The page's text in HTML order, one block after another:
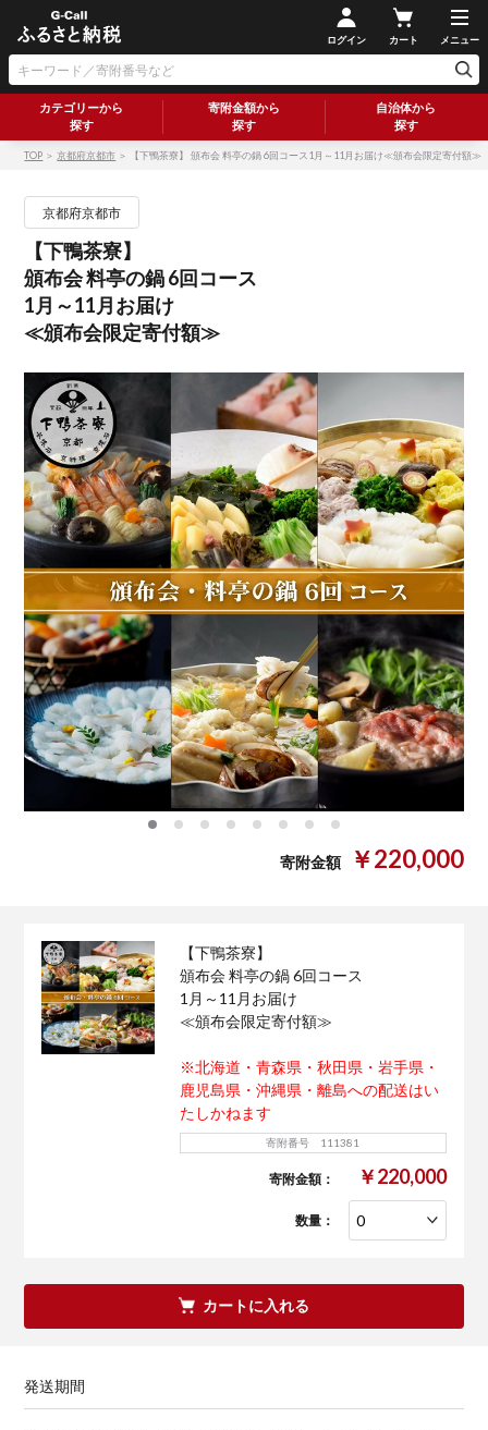
ログイン カート メニュー
カテゴリーから
探す
寄附金額から
探す
自治体から
探す
TOP ＞京都府京都市 ＞ 【下鴨茶寮】 頒布会 料亭の鍋 6回コース1月～11月お届け≪頒布会限定寄付額≫
京都府京都市
【下鴨茶寮】
頒布会 料亭の鍋 6回コース
1月～11月お届け
≪頒布会限定寄付額≫
寄附金額 ￥220,000
【下鴨茶寮】
頒布会 料亭の鍋 6回コース
1月～11月お届け
≪頒布会限定寄付額≫
※北海道・青森県・秋田県・岩手県・
鹿児島県・沖縄県・離島への配送はい
たしかねます
寄附番号 111381
寄附金額： ￥220,000
数量：
カートに入れる
発送期間